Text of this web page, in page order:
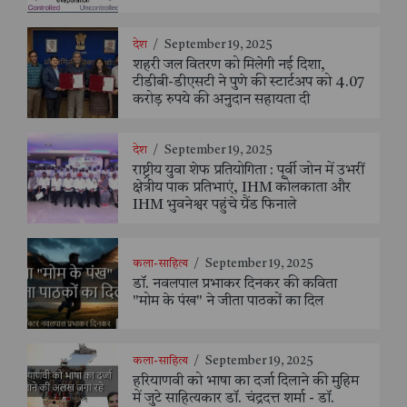
देश / September 19, 2025
शहरी जल वितरण को मिलेगी नई दिशा,
टीडीबी-डीएसटी ने पुणे की स्टार्टअप को 4.07
करोड़ रुपये की अनुदान सहायता दी
देश / September 19, 2025
राष्ट्रीय युवा शेफ प्रतियोगिता : पूर्वी जोन में उभरीं
क्षेत्रीय पाक प्रतिभाएं, IHM कोलकाता और
IHM भुवनेश्वर पहुंचे ग्रैंड फिनाले
कला-साहित्य / September 19, 2025
डॉ. नवलपाल प्रभाकर दिनकर की कविता
"मोम के पंख" ने जीता पाठकों का दिल
कला-साहित्य / September 19, 2025
हरियाणवी को भाषा का दर्जा दिलाने की मुहिम
में जुटे साहित्यकार डॉ. चंद्रदत्त शर्मा - डॉ.